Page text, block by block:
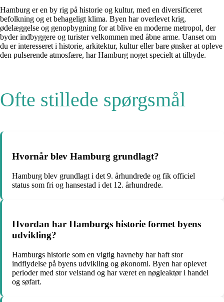
Hamburg er en by rig på historie og kultur, med en diversificeret
befolkning og et behageligt klima. Byen har overlevet krig,
ødelæggelse og genopbygning for at blive en moderne metropol, der
byder indbyggere og turister velkommen med åbne arme. Uanset om
du er interesseret i historie, arkitektur, kultur eller bare ønsker at opleve
den pulserende atmosfære, har Hamburg noget specielt at tilbyde.
Ofte stillede spørgsmål
Hvornår blev Hamburg grundlagt?
Hamburg blev grundlagt i det 9. århundrede og fik officiel
status som fri og hansestad i det 12. århundrede.
Hvordan har Hamburgs historie formet byens
udvikling?
Hamburgs historie som en vigtig havneby har haft stor
indflydelse på byens udvikling og økonomi. Byen har oplevet
perioder med stor velstand og har været en nøgleaktør i handel
og søfart.